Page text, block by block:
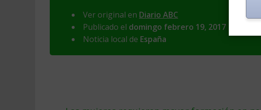
Ver original en Diario ABC
Publicado el domingo febrero 19, 2017
Noticia local de España